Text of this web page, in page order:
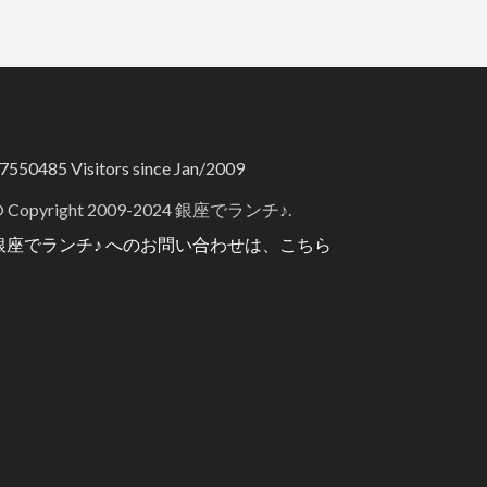
Visitors since Jan/2009
Copyright 2009-2024 銀座でランチ♪.
座でランチ♪ へのお問い合わせは、こちら